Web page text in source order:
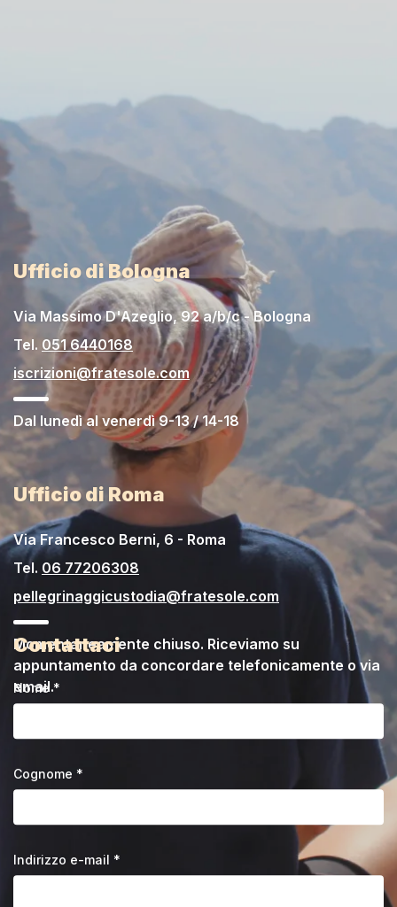
Ufficio di Bologna
Via Massimo D'Azeglio, 92 a/b/c - Bologna
Tel. 051 6440168
iscrizioni@fratesole.com
Dal lunedì al venerdì 9-13 / 14-18
Ufficio di Roma
Via Francesco Berni, 6 - Roma
Tel. 06 77206308
pellegrinaggicustodia@fratesole.com
Momentaneamente chiuso. Riceviamo su
appuntamento da concordare telefonicamente o via
email.
Contattaci
Nome *
Cognome *
Indirizzo e-mail *